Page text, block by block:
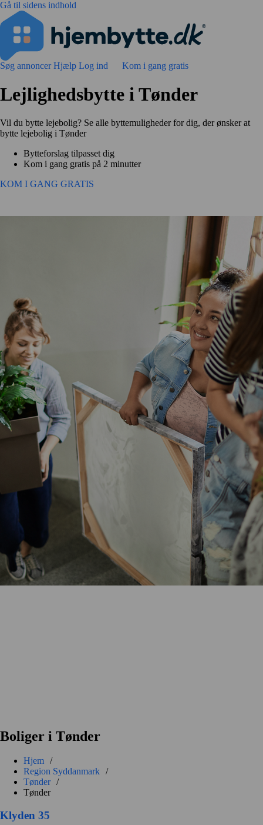
Gå til sidens indhold
Søg annoncerHjælp Log ind Kom i gang gratis
Lejlighedsbytte i Tønder
Vil du bytte lejebolig? Se alle byttemuligheder for dig, der ønsker at
bytte lejebolig i Tønder
Bytteforslag tilpasset dig
Kom i gang gratis på 2 minutter
KOM I GANG GRATIS
Boliger i Tønder
Hjem /
Region Syddanmark /
Tønder /
Tønder
Klyden 35